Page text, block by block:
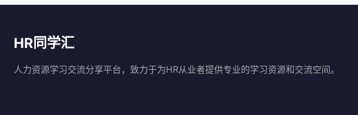
HR同学汇
人力资源学习交流分享平台，致力于为HR从业者提供专业的学习资源和交流空间。